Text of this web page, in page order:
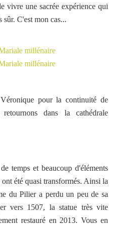
vivre une sacrée expérience qui
sûr. C'est mon cas...
pour la continuité de
dans la cathédrale
temps et beaucoup d'éléments
été quasi transformés. Ainsi la
du Pilier a perdu un peu de sa
vers 1507, la statue très vite
restauré en 2013. Vous en